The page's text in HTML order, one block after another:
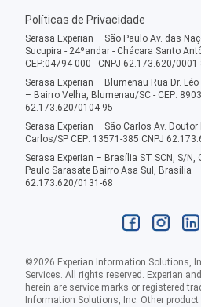
Políticas de Privacidade
Serasa Experian – São Paulo Av. das
Sucupira - 24ºandar - Chácara Santo
CEP:04794-000 - CNPJ 62.173.620/
Serasa Experian – Blumenau Rua Dr.
– Bairro Velha, Blumenau/SC - CEP:
62.173.620/0104-95
Serasa Experian – São Carlos Av.
Carlos/SP CEP: 13571-385 CNPJ
Serasa Experian – Brasília ST SCN, S/N,
Paulo Sarasate Bairro Asa Sul, Brasília –
62.173.620/0131-68
©2026 Experian Information Solutions,
Services. All rights reserved. Experian
herein are service marks or registered
Information Solutions, Inc. Other